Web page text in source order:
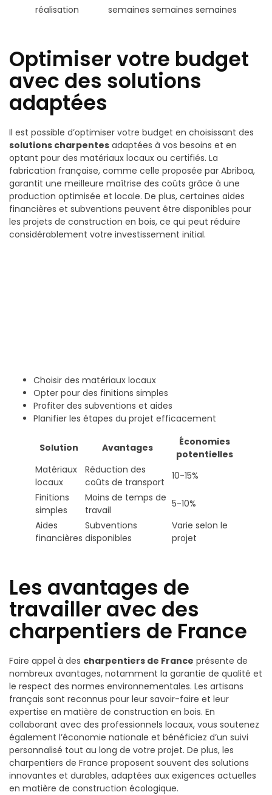
réalisation
semaines semaines semaines
Optimiser votre budget
avec des solutions
adaptées
Il est possible d’optimiser votre budget en choisissant des
solutions charpentes adaptées à vos besoins et en
optant pour des matériaux locaux ou certifiés. La
fabrication française, comme celle proposée par Abriboa,
garantit une meilleure maîtrise des coûts grâce à une
production optimisée et locale. De plus, certaines aides
financières et subventions peuvent être disponibles pour
les projets de construction en bois, ce qui peut réduire
considérablement votre investissement initial.
Choisir des matériaux locaux
Opter pour des finitions simples
Profiter des subventions et aides
Planifier les étapes du projet efficacement
Solution Avantages
Économies
potentielles
Matériaux
locaux
Réduction des
coûts de transport
10-15%
Finitions
simples
Moins de temps de
travail
5-10%
Aides
financières
Subventions
disponibles
Varie selon le
projet
Les avantages de
travailler avec des
charpentiers de France
Faire appel à des charpentiers de France présente de
nombreux avantages, notamment la garantie de qualité et
le respect des normes environnementales. Les artisans
français sont reconnus pour leur savoir-faire et leur
expertise en matière de construction en bois. En
collaborant avec des professionnels locaux, vous soutenez
également l’économie nationale et bénéficiez d’un suivi
personnalisé tout au long de votre projet. De plus, les
charpentiers de France proposent souvent des solutions
innovantes et durables, adaptées aux exigences actuelles
en matière de construction écologique.